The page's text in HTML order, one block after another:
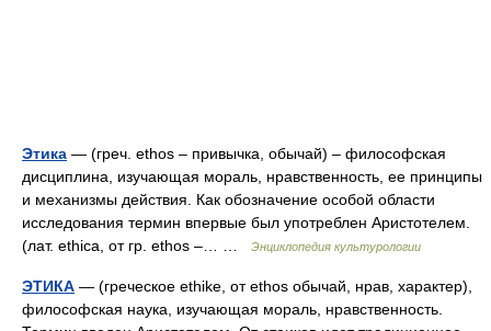
Этика — (греч. ethos – привычка, обычай) – философская
дисциплина, изучающая мораль, нравственность, ее принципы
и механизмы действия. Как обозначение особой области
исследования термин впервые был употреблен Аристотелем.
(лат. ethica, от гр. ethos –… …
Энциклопедия культурологии
ЭТИКА — (греческое ethike, от ethos обычай, нрав, характер),
философская наука, изучающая мораль, нравственность.